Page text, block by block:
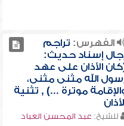
الفهرس: تراجم
إسناد حديث:
الأذان على عهد
الله مثنى مثنى،
موترة ...) , تثنية
للشيخ: عبد المحسن العباد